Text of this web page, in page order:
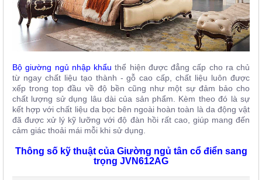
Bộ giường ngủ nhập khẩu thể hiện được đẳng cấp cho ra chủ
từ ngay chất liệu tạo thành - gỗ cao cấp, chất liệu luôn được
xếp trong top đầu về độ bền cũng như một sự đảm bảo cho
chất lượng sử dụng lâu dài của sản phẩm. Kèm theo đó là sự
kết hợp với chất liệu da bọc bên ngoài hoàn toàn là da động vật
đã được xử lý kỹ lưỡng với độ đàn hồi rất cao, giúp mang đến
cảm giác thoải mái mỗi khi sử dụng.
Thông số kỹ thuật của Giường ngủ tân cổ điển sang
trọng JVN612AG